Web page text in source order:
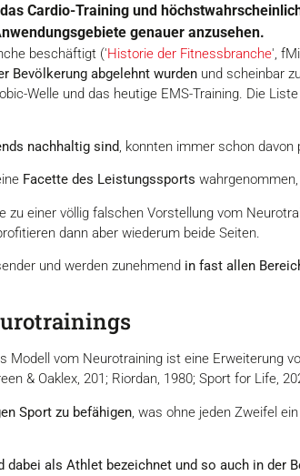
Cardio-Training und
genauer anzusehen.
beschäftigt ('Historie der Fitnessbranche',
Bevölkerung abgelehnt wurden und scheinbar
Welle und das heutige EMS-Training. Die
nachhaltig sind, konnten immer schon davon
Facette des Leistungssports wahrgenommen,
einer völlig falschen Vorstellung vom
dann aber wiederum beide Seiten.
und werden zunehmend in fast allen
Modell vom Neurotraining ist eine Erweiterung
& Oaklex, 201; Riordan, 1980; Sport for Life,
Sport zu befähigen, was ohne jeden Zweifel
dabei als Athlet bezeichnet und so auch in der